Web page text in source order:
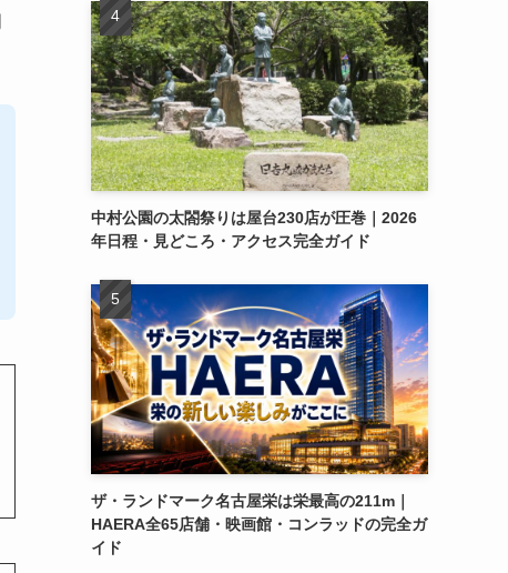
中村公園の太閤祭りは屋台230店が圧巻｜2026
年日程・見どころ・アクセス完全ガイド
ザ・ランドマーク名古屋栄は栄最高の211m｜
HAERA全65店舗・映画館・コンラッドの完全ガ
イド